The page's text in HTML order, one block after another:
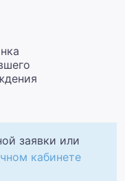
заявки или
кабинете